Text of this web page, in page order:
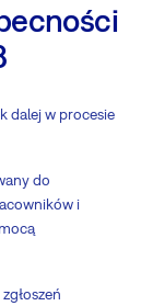
dalej w procesie
do
i